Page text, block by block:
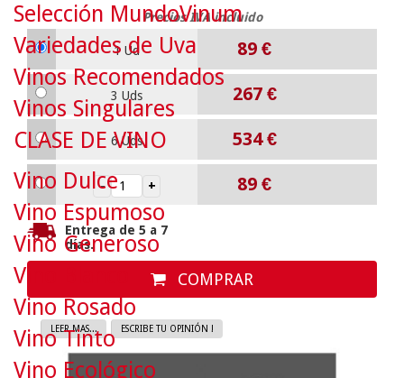
Precios IVA incluido
1 Ud 89 €
3 Uds 267 €
6 Uds 534€
89 €
Entrega de 5 a 7
días.
COMPRAR
LEER MAS... ESCRIBE TU OPINIÓN !
Selección MundoVinum
Variedades de Uva
Vinos Recomendados
Vinos Singulares
CLASE DE VINO
Vino Dulce
Vino Espumoso
Vino Generoso
Vino Blanco
Vino Rosado
Vino Tinto
Vino Ecológico